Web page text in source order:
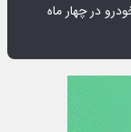
خودروسازان؛ ۱۵۵ هزار خودرو در چهار ماه